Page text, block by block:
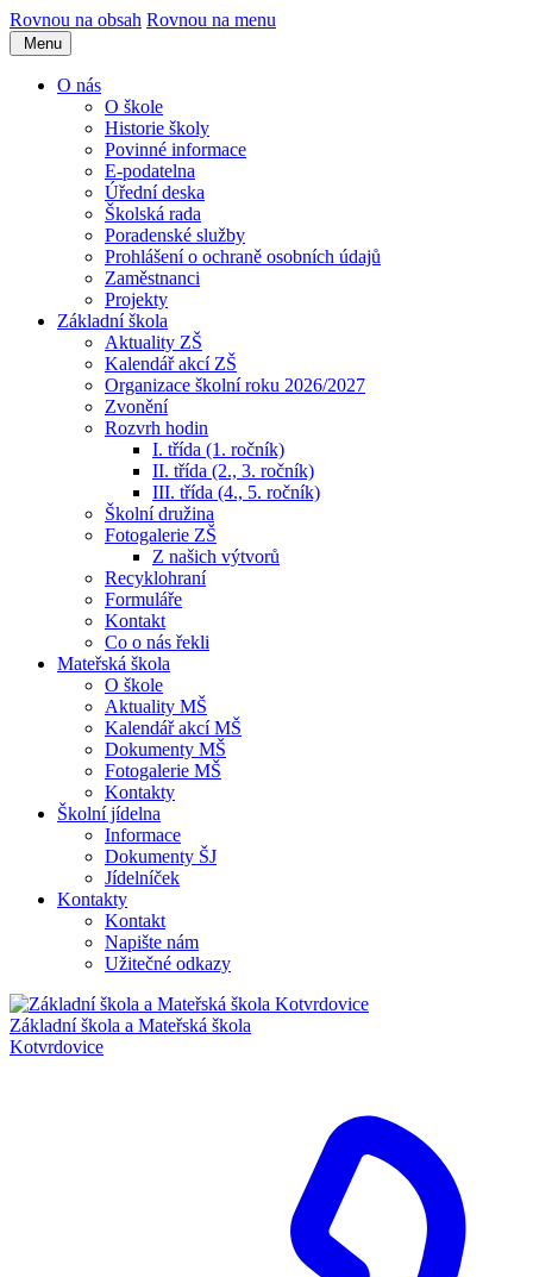
Rovnou na obsah Rovnou na menu
Menu
O nás
O škole
Historie školy
Povinné informace
E-podatelna
Úřední deska
Školská rada
Poradenské služby
Prohlášení o ochraně osobních údajů
Zaměstnanci
Projekty
Základní škola
Aktuality ZŠ
Kalendář akcí ZŠ
Organizace školní roku 2026/2027
Zvonění
Rozvrh hodin
I. třída (1. ročník)
II. třída (2., 3. ročník)
III. třída (4., 5. ročník)
Školní družina
Fotogalerie ZŠ
Z našich výtvorů
Recyklohraní
Formuláře
Kontakt
Co o nás řekli
Mateřská škola
O škole
Aktuality MŠ
Kalendář akcí MŠ
Dokumenty MŠ
Fotogalerie MŠ
Kontakty
Školní jídelna
Informace
Dokumenty ŠJ
Jídelníček
Kontakty
Kontakt
Napište nám
Užitečné odkazy
Základní škola a Mateřská škola
Kotvrdovice